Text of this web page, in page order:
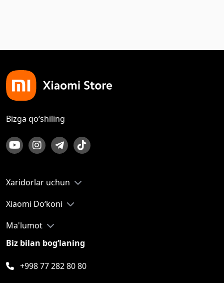
Bizga qo‘shiling
Xaridorlar uchun
Xiaomi Do‘koni
Ma'lumot
Biz bilan bog‘laning
+998 77 282 80 80